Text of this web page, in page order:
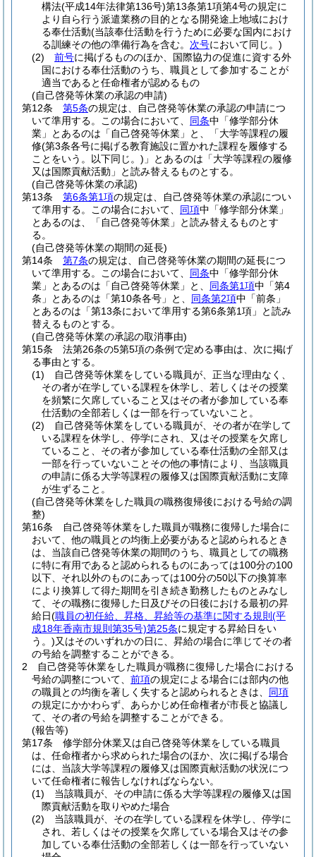
構法(平成14年法律第136号)第13条第1項第4号の規定に
より自ら行う派遣業務の目的となる開発途上地域におけ
る奉仕活動(当該奉仕活動を行うために必要な国内におけ
る訓練その他の準備行為を含む。 次号において同じ。)
(2)
前号に掲げるもののほか、国際協力の促進に資する外
国における奉仕活動のうち、職員として参加することが
適当であると任命権者が認めるもの
(自己啓発等休業の承認の申請)
第12条
第5条の規定は、自己啓発等休業の承認の申請につ
いて準用する。
この場合において、 同条中「修学部分休
業」とあるのは「自己啓発等休業」と、「大学等課程の履
修(第3条各号に掲げる教育施設に置かれた課程を履修する
ことをいう。以下同じ。) 」とあるのは「大学等課程の履修
又は国際貢献活動」と読み替えるものとする。
(自己啓発等休業の承認)
第13条
第6条第1項の規定は、自己啓発等休業の承認につい
て準用する。
この場合において、 同項中「修学部分休業」
とあるのは、「自己啓発等休業」と読み替えるものとす
る。
(自己啓発等休業の期間の延長)
第14条
第7条の規定は、自己啓発等休業の期間の延長につ
いて準用する。
この場合において、 同条中「修学部分休
業」とあるのは「自己啓発等休業」と、 同条第1項中「第4
条」とあるのは「第10条各号」と、 同条第2項中「前条」
とあるのは「第13条において準用する第6条第1項」と読み
替えるものとする。
(自己啓発等休業の承認の取消事由)
第15条
法第26条の5第5項の条例で定める事由は、次に掲げ
る事由とする。
(1)
自己啓発等休業をしている職員が、正当な理由なく、
その者が在学している課程を休学し、若しくはその授業
を頻繁に欠席していること又はその者が参加している奉
仕活動の全部若しくは一部を行っていないこと。
(2)
自己啓発等休業をしている職員が、その者が在学して
いる課程を休学し、停学にされ、又はその授業を欠席し
ていること、その者が参加している奉仕活動の全部又は
一部を行っていないことその他の事情により、当該職員
の申請に係る大学等課程の履修又は国際貢献活動に支障
が生ずること。
(自己啓発等休業をした職員の職務復帰後における号給の調
整)
第16条
自己啓発等休業をした職員が職務に復帰した場合に
おいて、他の職員との均衡上必要があると認められるとき
は、当該自己啓発等休業の期間のうち、職員としての職務
に特に有用であると認められるものにあっては100分の100
以下、それ以外のものにあっては100分の50以下の換算率
により換算して得た期間を引き続き勤務したものとみなし
て、その職務に復帰した日及びその日後における最初の昇
給日(職員の初任給、昇格、昇給等の基準に関する規則 (平
成18年香南市規則第35号)第25条に規定する昇給日をい
う。)又はそのいずれかの日に、昇給の場合に準じてその者
の号給を調整することができる。
2
自己啓発等休業をした職員が職務に復帰した場合における
号給の調整について、 前項の規定による場合には部内の他
の職員との均衡を著しく失すると認められるときは、 同項
の規定にかかわらず、あらかじめ任命権者が市長と協議し
て、その者の号給を調整することができる。
(報告等)
第17条
修学部分休業又は自己啓発等休業をしている職員
は、任命権者から求められた場合のほか、次に掲げる場合
には、当該大学等課程の履修又は国際貢献活動の状況につ
いて任命権者に報告しなければならない。
(1)
当該職員が、その申請に係る大学等課程の履修又は国
際貢献活動を取りやめた場合
(2)
当該職員が、その在学している課程を休学し、停学に
され、若しくはその授業を欠席している場合又はその参
加している奉仕活動の全部若しくは一部を行っていない